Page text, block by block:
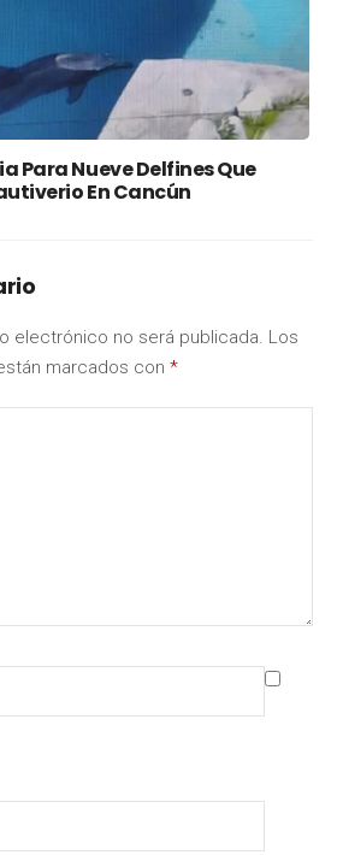
Para Nueve Delfines Que
En Cancún
electrónico no será publicada. Los
marcados con *